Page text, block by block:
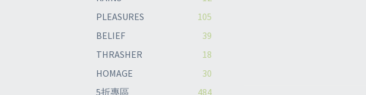
PLEASURES
105
BELIEF
39
THRASHER
18
HOMAGE
30
5折專區
484